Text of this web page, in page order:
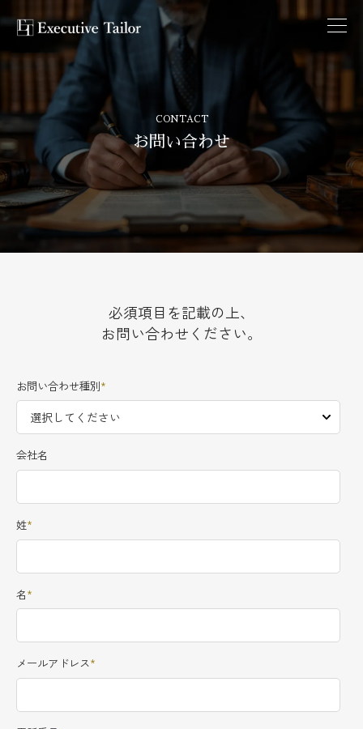
CONTACT
お問い合わせ
必須項目を記載の上、
お問い合わせください。
お問い合わせ種別*
会社名
姓*
名*
メールアドレス*